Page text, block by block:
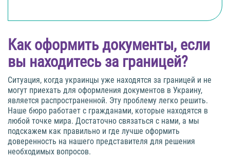
Как оформить документы, если
вы находитесь за границей?
Ситуация, когда украинцы уже находятся за границей и не
могут приехать для оформления документов в Украину,
является распространенной. Эту проблему легко решить.
Наше бюро работает с гражданами, которые находятся в
любой точке мира. Достаточно связаться с нами, а мы
подскажем как правильно и где лучше оформить
доверенность на нашего представителя для решения
необходимых вопросов.